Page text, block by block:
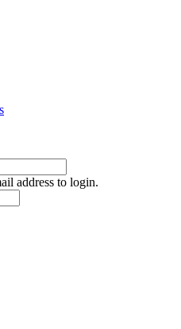
address to login.